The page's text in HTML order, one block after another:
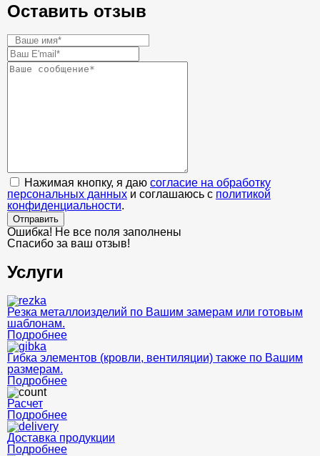
Оставить отзыв
Нажимая кнопку, я даю согласие на обработку
персональных данных и соглашаюсь с политикой
конфиденциальности.
Отправить
Ошибка! Не все поля заполнены
Спасибо за ваш отзыв!
Услуги
Резка металлоизделий по Вашим замерам или готовым
шаблонам.
Подробнее
Гибка элементов (кровли, вентиляции) также по Вашим
размерам.
Подробнее
Расчет
Подробнее
Доставка продукции
Подробнее